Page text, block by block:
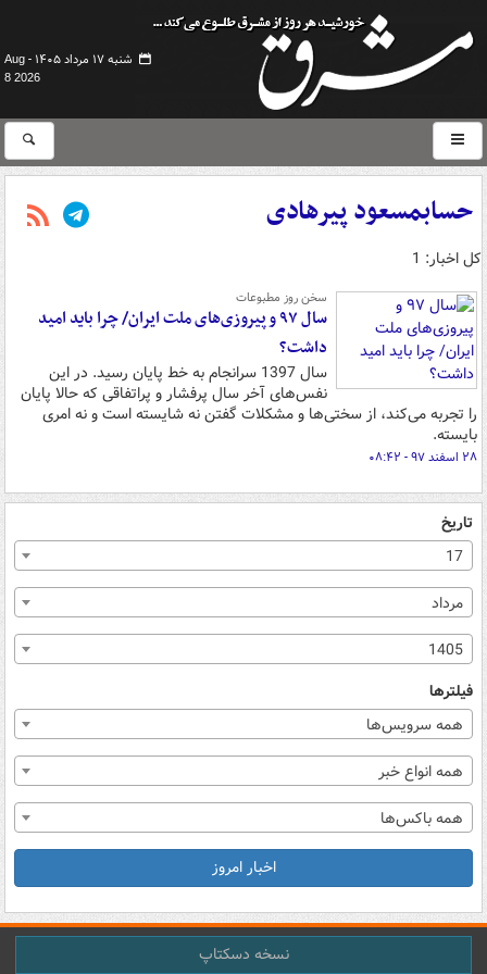
شنبه ۱۷ مرداد ۱۴۰۵ -
Aug
8 2026
حسابمسعود پیرهادی
کل اخبار: 1
سخن روز مطبوعات
سال ۹۷ و پیروزی‌های ملت ایران/ چرا باید امید
داشت؟
سال 1397 سرانجام به خط پایان رسید. در این
نفس‌های آخر سال پرفشار و پراتفاقی که حالا پایان
را تجربه می‌کند، از سختی‌ها و مشکلات گفتن نه شایسته است و نه امری
بایسته.
۲۸ اسفند ۹۷ - ۰۸:۴۲
تاریخ
17
مرداد
1405
فیلترها
همه سرویس‌ها
همه انواع خبر
همه باکس‌ها
اخبار امروز
نسخه دسکتاپ